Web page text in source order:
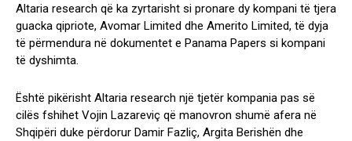
Altaria research që ka zyrtarisht si pronare dy kompani të tjera
guacka qipriote, Avomar Limited dhe Amerito Limited, të dyja
të përmendura në dokumentet e Panama Papers si kompani
të dyshimta.
Është pikërisht Altaria research një tjetër kompania pas së
cilës fshihet Vojin Lazareviç që manovron shumë afera në
Shqipëri duke përdorur Damir Fazliç, Argita Berishën dhe